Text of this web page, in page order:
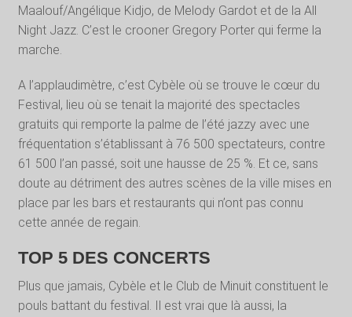
Maalouf/Angélique Kidjo, de Melody Gardot et de la All
Night Jazz. C’est le crooner Gregory Porter qui ferme la
marche.
A l’applaudimètre, c’est Cybèle où se trouve le cœur du
Festival, lieu où se tenait la majorité des spectacles
gratuits qui remporte la palme de l’été jazzy avec une
fréquentation s’établissant à 76 500 spectateurs, contre
61 500 l’an passé, soit une hausse de 25 %. Et ce, sans
doute au détriment des autres scènes de la ville mises en
place par les bars et restaurants qui n’ont pas connu
cette année de regain.
TOP 5 DES CONCERTS
Plus que jamais, Cybèle et le Club de Minuit constituent le
pouls battant du festival. Il est vrai que là aussi, la